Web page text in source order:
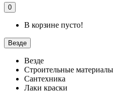
0
В корзине пусто!
Везде
Везде
Строительные материалы
Сантехника
Лаки краски